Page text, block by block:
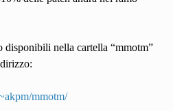
disponibili nella cartella “mmotm”
mmotm/